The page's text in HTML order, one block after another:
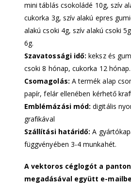
mini táblás csokoládé 10g, szív
cukorka 3g, szív alakú epres
alakú csoki 4g, szív alakú csoki
6g.
Szavatossági idő: keksz és
csoki 8 hónap, cukorka 12 hónap.
Csomagolás: A termék alap
papír, felár ellenében kérhető
Emblémázási mód: digitális
grafikával
Szállítási határidő:A
függvényében 3-4 munkahét.
A vektoros céglogót a
megadásával együtt e-